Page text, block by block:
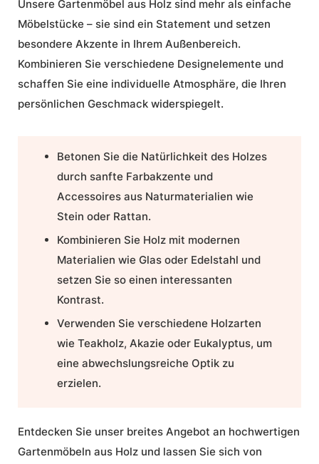
Unsere Gartenmöbel aus Holz sind mehr als einfache
Möbelstücke – sie sind ein Statement und setzen
besondere Akzente in Ihrem Außenbereich.
Kombinieren Sie verschiedene Designelemente und
schaffen Sie eine individuelle Atmosphäre, die Ihren
persönlichen Geschmack widerspiegelt.
Betonen Sie die Natürlichkeit des Holzes
durch sanfte Farbakzente und
Accessoires aus Naturmaterialien wie
Stein oder Rattan.
Kombinieren Sie Holz mit modernen
Materialien wie Glas oder Edelstahl und
setzen Sie so einen interessanten
Kontrast.
Verwenden Sie verschiedene Holzarten
wie Teakholz, Akazie oder Eukalyptus, um
eine abwechslungsreiche Optik zu
erzielen.
Entdecken Sie unser breites Angebot an hochwertigen
Gartenmöbeln aus Holz und lassen Sie sich von